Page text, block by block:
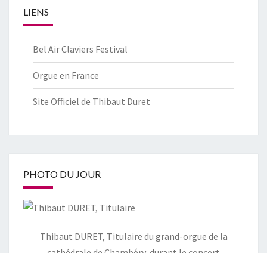
LIENS
Bel Air Claviers Festival
Orgue en France
Site Officiel de Thibaut Duret
PHOTO DU JOUR
Thibaut DURET, Titulaire du grand-orgue de la